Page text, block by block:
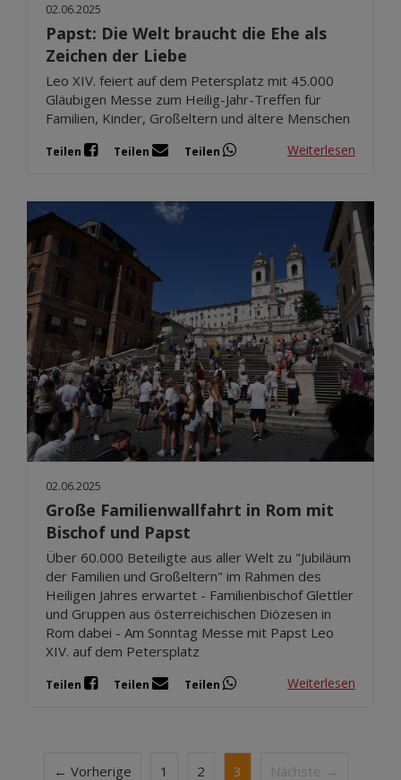
02.06.2025
Papst: Die Welt braucht die Ehe als
Zeichen der Liebe
Leo XIV. feiert auf dem Petersplatz mit 45.000
Gläubigen Messe zum Heilig-Jahr-Treffen für
Familien, Kinder, Großeltern und ältere Menschen
Teilen Teilen Teilen Weiterlesen
02.06.2025
Große Familienwallfahrt in Rom mit
Bischof und Papst
Über 60.000 Beteiligte aus aller Welt zu "Jubiläum
der Familien und Großeltern" im Rahmen des
Heiligen Jahres erwartet - Familienbischof Glettler
und Gruppen aus österreichischen Diözesen in
Rom dabei - Am Sonntag Messe mit Papst Leo
XIV. auf dem Petersplatz
Teilen Teilen Teilen Weiterlesen
← Vorherige 1 2 3 Nächste →